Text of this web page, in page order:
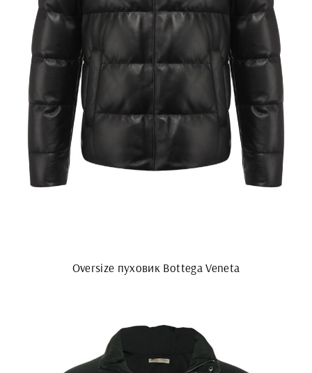
Oversize пуховик Bottega Veneta